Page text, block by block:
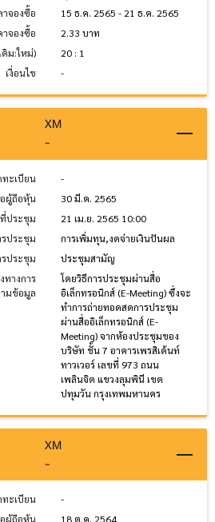
าจองซื้อ
15 ธ.ค. 2565 - 21 ธ.ค. 2565
าจองซื้อ
2.33 บาท
ดิม:ใหม่)
20 : 1
เงื่อนไข
-
XM
-
ะเบียน
-
ผู้ถือหุ้น
30 มี.ค. 2565
ประชุม
21 เม.ย. 2565 10:00
รประชุม
การเพิ่มทุน,งดจ่ายเงินปันผล
ประชุม
ประชุมสามัญ
างการ
มข้อมูล
โดยวิธีการประชุมผ่านสื่อ
อิเล็กทรอนิกส์ (E-Meeting) ซึ่งจะ
ทำการถ่ายทอดสดการประชุม
ผ่านสื่ออิเล็กทรอนิกส์ (E-
Meeting) จากห้องประชุมของ
บริษัท ชั้น 7 อาคารเพรสิเด้นท์
ทาวเวอร์ เลขที่ 973 ถนน
เพลินจิต แขวงลุมพินี เขต
ปทุมวัน กรุงเทพมหานคร
XM
-
ะเบียน
-
ผู้ถือหุ้น
18 ต.ค. 2564